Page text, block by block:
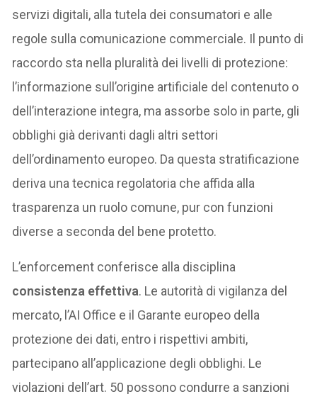
servizi digitali, alla tutela dei consumatori e alle
regole sulla comunicazione commerciale. Il punto di
raccordo sta nella pluralità dei livelli di protezione:
l’informazione sull’origine artificiale del contenuto o
dell’interazione integra, ma assorbe solo in parte, gli
obblighi già derivanti dagli altri settori
dell’ordinamento europeo. Da questa stratificazione
deriva una tecnica regolatoria che affida alla
trasparenza un ruolo comune, pur con funzioni
diverse a seconda del bene protetto.
L’enforcement conferisce alla disciplina
consistenza effettiva. Le autorità di vigilanza del
mercato, l’AI Office e il Garante europeo della
protezione dei dati, entro i rispettivi ambiti,
partecipano all’applicazione degli obblighi. Le
violazioni dell’art. 50 possono condurre a sanzioni